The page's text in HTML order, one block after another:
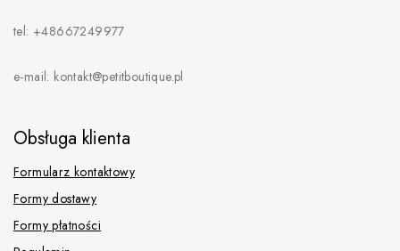
tel: +48667249977
e-mail: kontakt@petitboutique.pl
Obsługa klienta
Formularz kontaktowy
Formy dostawy
Formy płatności